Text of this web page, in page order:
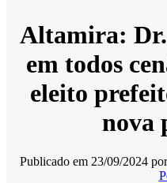
Altamira:
em todos
eleito
nova
Publicado em 23/09/2024